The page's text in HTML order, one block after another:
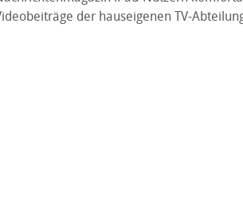
der hauseigenen TV-